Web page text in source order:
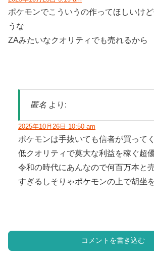
ポケモンでこういうの作ってほしいけ
うな
ZAみたいなクオリティでも売れるから
匿名 より:
2025年10月26日 10:50 am
ポケモンは手抜いても信者が買って
低クオリティで莫大な利益を稼ぐ超
令和の時代にあんなので何百万本と
すぎるしそりゃポケモンの上で胡坐
コメントを書き込む